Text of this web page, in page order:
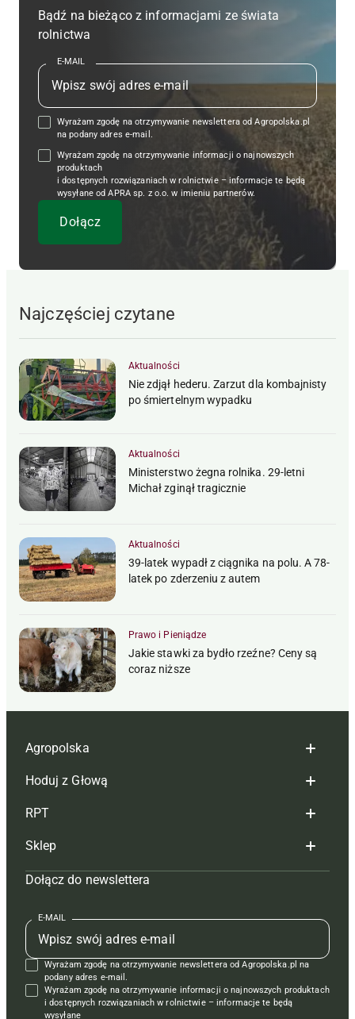
Bądź na bieżąco z informacjami ze świata
rolnictwa
E-MAIL
Wyrażam zgodę na otrzymywanie newslettera od Agropolska.pl
na podany adres e-mail.
Wyrażam zgodę na otrzymywanie informacji o najnowszych
produktach
i dostępnych rozwiązaniach w rolnictwie – informacje te będą
wysyłane od APRA sp. z o.o. w imieniu partnerów.
Najczęściej czytane
Aktualności
Nie zdjął hederu. Zarzut dla kombajnisty
po śmiertelnym wypadku
Aktualności
Ministerstwo żegna rolnika. 29-letni
Michał zginął tragicznie
Aktualności
39-latek wypadł z ciągnika na polu. A 78-
latek po zderzeniu z autem
Prawo i Pieniądze
Jakie stawki za bydło rzeźne? Ceny są
coraz niższe
Agropolska
Redakcja
Reklama
Tagi
Mapa serwisu
Kontakt
Regulamin
Polityka prywatności
Hoduj z Głową
Hoduj z głową bydło
Hoduj z głową świnie
Prenumerata
Redakcja
Kontakt
Reklama
RPT
Redakcja
Prenumerata
Reklama
Kontakt
Krzyżówki
Sklep
Czasopisma i prenumerata
Książki
Regulamin
Dołącz do newslettera
E-MAIL
Wyrażam zgodę na otrzymywanie newslettera od Agropolska.pl na
podany adres e-mail.
Wyrażam zgodę na otrzymywanie informacji o najnowszych produktach
i dostępnych rozwiązaniach w rolnictwie – informacje te będą
wysyłane